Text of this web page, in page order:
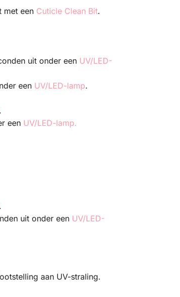
met een Cuticle Clean Bit.
uit onder een UV/LED-
een UV/LED-lamp.
.
een UV/LED-lamp.
.
uit onder een UV/LED-
aan UV-straling.